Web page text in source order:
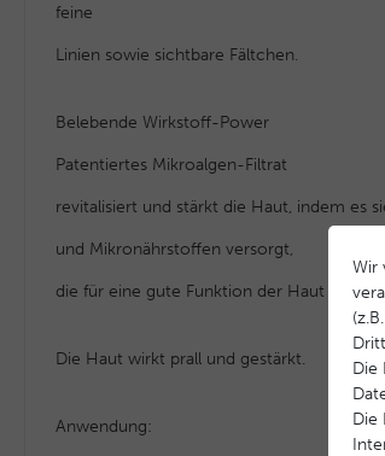
feine
Linien sowie sichtbare Fältchen.
Belebende Wirkstoff-Power
Patentiertes Mikroalgen-Filtrat
revitalisiert und stärkt die Haut, indem es
und Mikronährstoffen versorgt,
die für eine gute Funktion der Haut
Die Haut wirkt prall und gestärkt.
Anwendung:
Wir
Die
Die